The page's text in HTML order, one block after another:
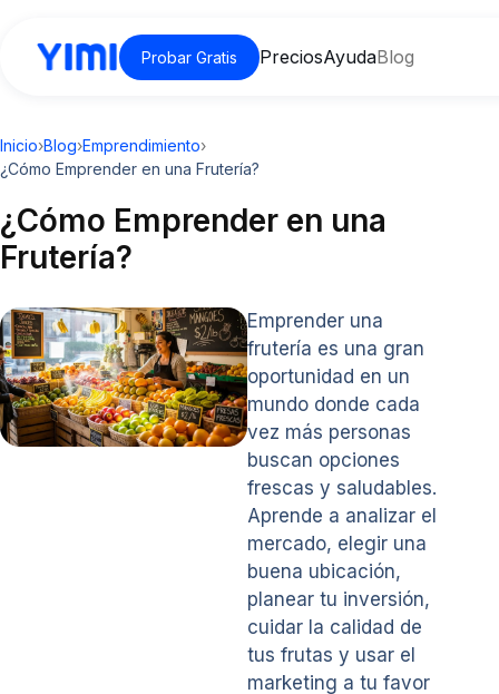
Probar Gratis PreciosAyudaBlog
Inicio›Blog›Emprendimiento›
¿Cómo Emprender en una Frutería?
¿Cómo Emprender en una
Frutería?
Emprender una
frutería es una gran
oportunidad en un
mundo donde cada
vez más personas
buscan opciones
frescas y saludables.
Aprende a analizar el
mercado, elegir una
buena ubicación,
planear tu inversión,
cuidar la calidad de
tus frutas y usar el
marketing a tu favor